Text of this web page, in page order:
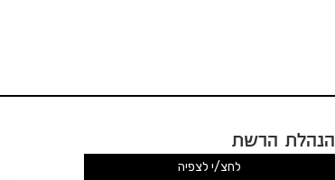
הנהלת הרשת
לחצ/י לצפיה